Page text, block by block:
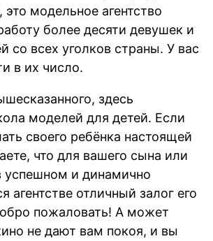
модельное агентство
более десяти девушек и
со всех уголков страны. У вас
в их число.
здесь
моделей для детей. Если
своего ребёнка настоящей
что для вашего сына или
успешном и динамично
агентстве отличный залог его
пожаловать! А может
не дают вам покоя, и вы